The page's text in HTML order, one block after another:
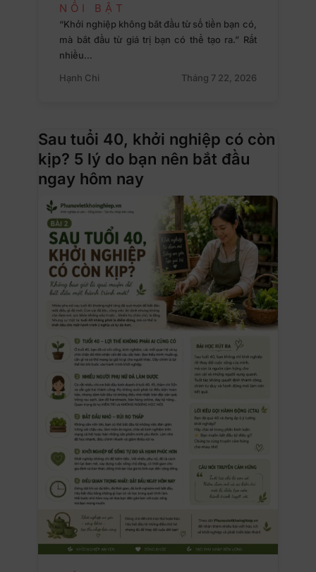
NỔI BẬT
“Khởi nghiệp không bắt đầu từ số tiền bạn có,
mà bắt đầu từ giá trị bạn có thể tạo ra.” Rất
nhiều…
Hạnh Chi
Tháng 7 22, 2026
Sau tuổi 40, khởi nghiệp có còn
kịp? 5 lý do bạn nên bắt đầu
ngay hôm nay